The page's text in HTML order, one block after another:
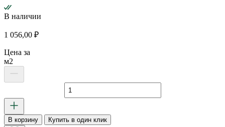
В наличии
1 056,00 ₽
Цена за
м2
Количество
товара
Мат
105
В корзину Купить в один клик